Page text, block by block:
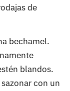
de
bechamel.
blandos.
con un